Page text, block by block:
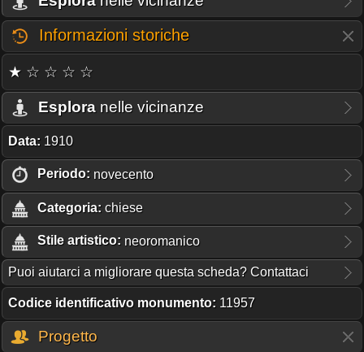
Informazioni storiche
★ ☆ ☆ ☆ ☆
Esplora nelle vicinanze
Data: 1910
Periodo: novecento
Categoria: chiese
Stile artistico: neoromanico
Puoi aiutarci a migliorare questa scheda? Contattaci
Codice identificativo monumento: 11957
Progetto